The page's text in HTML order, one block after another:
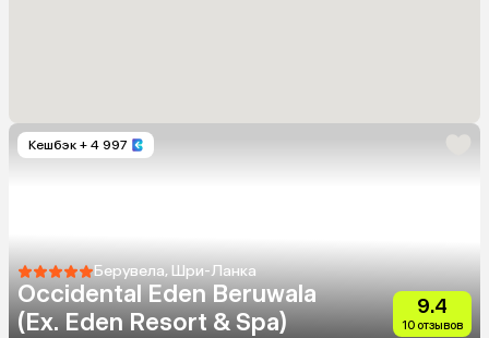
Кешбэк + 4 997
Берувела, Шри-Ланка
Occidental Eden Beruwala
(Ex. Eden Resort & Spa)
9.4
10 отзывов